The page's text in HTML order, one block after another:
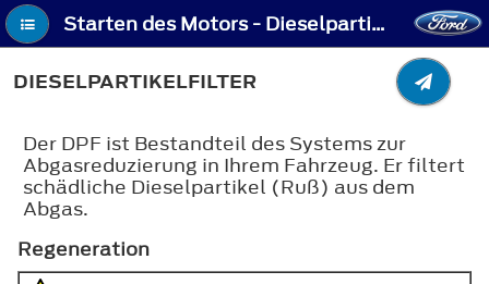
Starten des Motors - Dieselpartikelfilter
DIESELPARTIKELFILTER
Der DPF ist Bestandteil des Systems zur
Abgasreduzierung in Ihrem Fahrzeug. Er filtert
schädliche Dieselpartikel (Ruß) aus dem
Abgas.
Regeneration